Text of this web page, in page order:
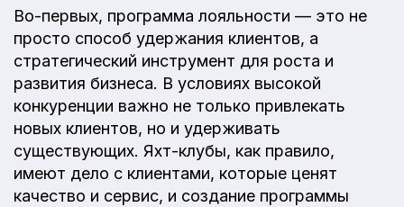
Во-первых, программа лояльности — это не
просто способ удержания клиентов, а
стратегический инструмент для роста и
развития бизнеса. В условиях высокой
конкуренции важно не только привлекать
новых клиентов, но и удерживать
существующих. Яхт-клубы, как правило,
имеют дело с клиентами, которые ценят
качество и сервис, и создание программы